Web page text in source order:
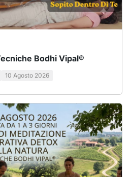
Bodhi Vipal®
10 Agosto 2026